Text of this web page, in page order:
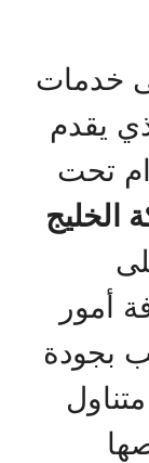
خدمات
يقدم
تحت
الخليج
أمور
بجودة